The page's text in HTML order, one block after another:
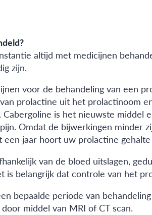
altijd met medicijnen
zijn.
voor de behandeling van een
prolactine uit het prolactinoom
is het nieuwste
Omdat de bijwerkingen minder
een jaar hoort uw prolactine
van de bloed uitslagen,
is belangrijk dat controle van het
bepaalde periode van
middel van MRI of CT scan.